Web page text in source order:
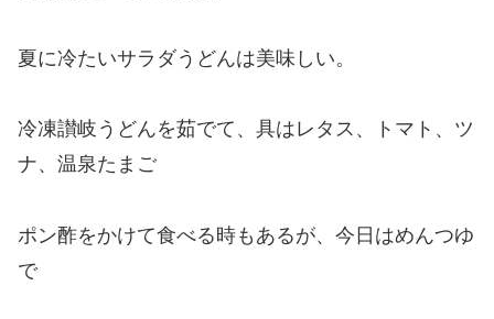
夏に冷たいサラダうどんは美味しい。
冷凍讃岐うどんを茹でて、具はレタス、トマト、ツ
ナ、温泉たまご
ポン酢をかけて食べる時もあるが、今日はめんつゆ
で